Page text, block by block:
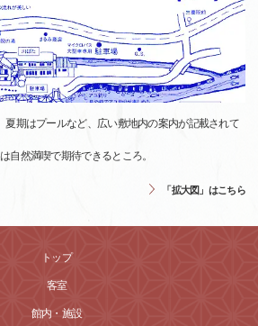
夏期はプールなど、広い敷地内の案内が記載されて
自然満喫で期待できるところ。
「拡大図」はこちら
トップ
客室
館内・施設